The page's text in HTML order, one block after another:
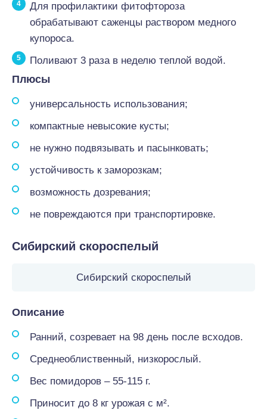
Для профилактики фитофтороза
обрабатывают саженцы раствором медного
купороса.
Поливают 3 раза в неделю теплой водой.
Плюсы
универсальность использования;
компактные невысокие кусты;
не нужно подвязывать и пасынковать;
устойчивость к заморозкам;
возможность дозревания;
не повреждаются при транспортировке.
Сибирский скороспелый
Сибирский скороспелый
Описание
Ранний, созревает на 98 день после всходов.
Среднеоблиственный, низкорослый.
Вес помидоров – 55-115 г.
Приносит до 8 кг урожая с м².